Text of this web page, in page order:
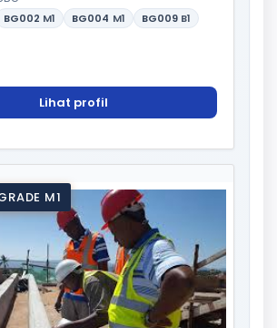
BG002 M1 BG004 M1 BG009 B1
Lihat profil
M1